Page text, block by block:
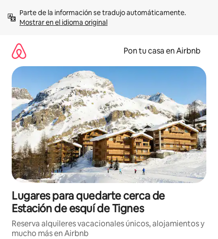
contenidoMostrar en el idioma original
Pon tu casa en Airbnb
Lugares para quedarte cerca de
Estación de esquí de Tignes
Reserva alquileres vacacionales únicos, alojamientos y
mucho más en Airbnb